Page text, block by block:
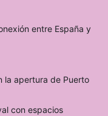
entre España y
la apertura de Puerto
con espacios